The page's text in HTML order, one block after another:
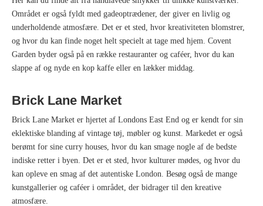
Området er også fyldt med gadeoptrædener, der giver en livlig og
underholdende atmosfære. Det er et sted, hvor kreativiteten blomstrer,
og hvor du kan finde noget helt specielt at tage med hjem. Covent
Garden byder også på en række restauranter og caféer, hvor du kan
slappe af og nyde en kop kaffe eller en lækker middag.
Brick Lane Market
Brick Lane Market er hjertet af Londons East End og er kendt for sin
eklektiske blanding af vintage tøj, møbler og kunst. Markedet er også
berømt for sine curry houses, hvor du kan smage nogle af de bedste
indiske retter i byen. Det er et sted, hvor kulturer mødes, og hvor du
kan opleve en smag af det autentiske London. Besøg også de mange
kunstgallerier og caféer i området, der bidrager til den kreative
atmosfære.